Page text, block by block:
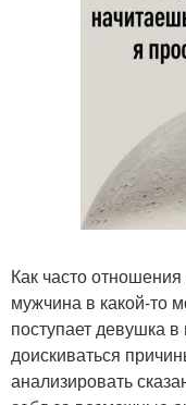
Как часто
мужчина в какой-то
поступает девушка
доискиваться
анализировать